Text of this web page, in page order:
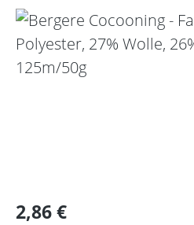
Bildergalerie
Regulärer Preis:
2,86 €